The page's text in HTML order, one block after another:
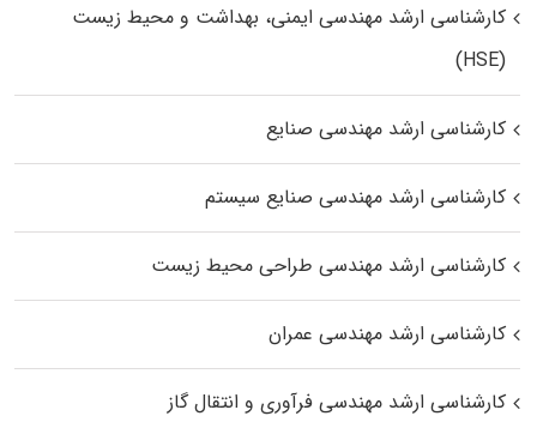
کارشناسی ارشد مهندسی ایمنی، بهداشت و محیط زیست
(HSE)
کارشناسی ارشد مهندسی صنایع
کارشناسی ارشد مهندسی صنایع سیستم
کارشناسی ارشد مهندسی طراحی محیط زیست
کارشناسی ارشد مهندسی عمران
کارشناسی ارشد مهندسی فرآوری و انتقال گاز